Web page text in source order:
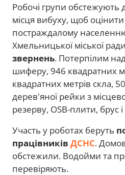
Робочі групи обстежують
місця вибуху, щоб оцінити
постраждалому
Хмельницької міської
звернень. Потерпілим
шиферу, 946 квадратних
квадратних метрів скла,
дерев'яної рейки з
резерву, OSB-плити, брус
Участь у роботах беруть
працівників ДСНС.
обстежили. Водойми та
перевіряють.